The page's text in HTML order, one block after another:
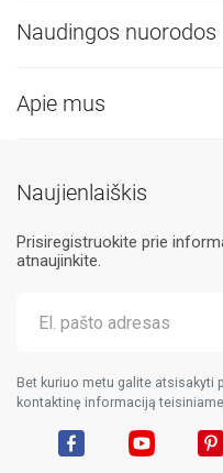
Naudingos nuorodos
Apie mus
Naujienlaiškis
Prisiregistruokite prie
atnaujinkite.
Bet kuriuo metu galite atsisakyti
kontaktinę informaciją